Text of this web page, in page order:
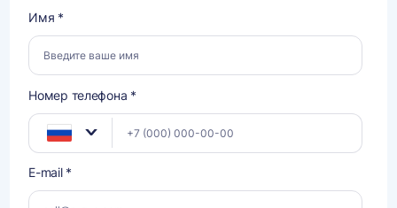
Имя *
Номер телефона *
E-mail *